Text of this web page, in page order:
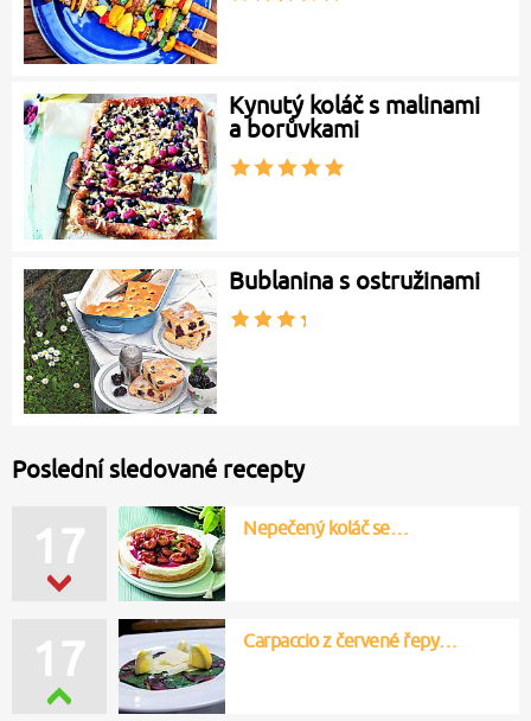
Kynutý koláč s malinami
a borůvkami
Bublanina s ostružinami
Poslední sledované recepty
17 Nepečený koláč se…
17 Carpaccio z červené řepy…